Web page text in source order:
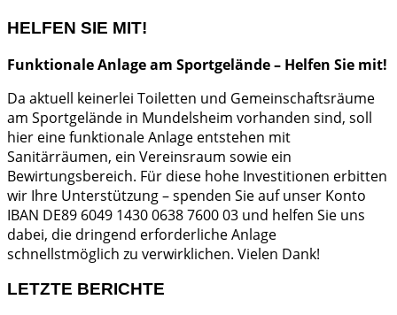
HELFEN SIE MIT!
Funktionale Anlage am Sportgelände – Helfen Sie mit!
Da aktuell keinerlei Toiletten und Gemeinschaftsräume
am Sportgelände in Mundelsheim vorhanden sind, soll
hier eine funktionale Anlage entstehen mit
Sanitärräumen, ein Vereinsraum sowie ein
Bewirtungsbereich. Für diese hohe Investitionen erbitten
wir Ihre Unterstützung – spenden Sie auf unser Konto
IBAN DE89 6049 1430 0638 7600 03 und helfen Sie uns
dabei, die dringend erforderliche Anlage
schnellstmöglich zu verwirklichen. Vielen Dank!
LETZTE BERICHTE